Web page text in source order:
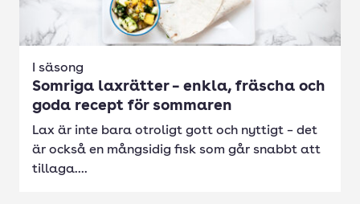
I säsong
Somriga laxrätter – enkla, fräscha och
goda recept för sommaren
Lax är inte bara otroligt gott och nyttigt – det
är också en mångsidig fisk som går snabbt att
tillaga....